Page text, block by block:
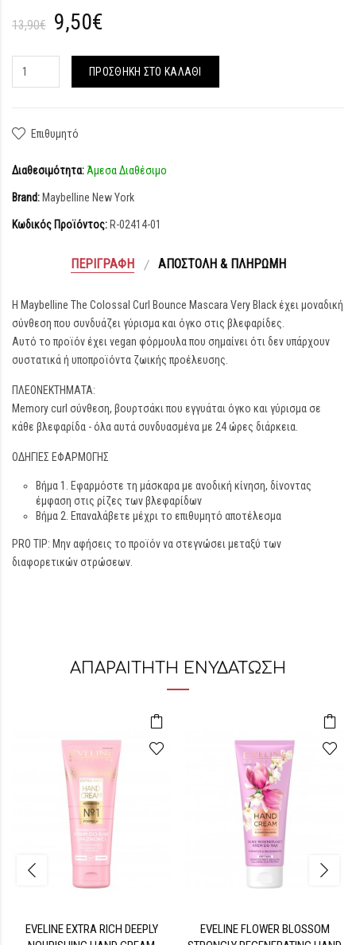
13,90€ 9,50€
ΠΡΟΣΘΉΚΗ ΣΤΟ ΚΑΛΆΘΙ
Επιθυμητό
Διαθεσιμότητα: Άμεσα Διαθέσιμο
Brand: Maybelline New York
Κωδικός Προϊόντος: R-02414-01
ΠΕΡΙΓΡΑΦΉ ΑΠΟΣΤΟΛΉ & ΠΛΗΡΩΜΉ
Η Maybelline The Colossal Curl Bounce Mascara Very Black έχει μοναδική
σύνθεση που συνδυάζει γύρισμα και όγκο στις βλεφαρίδες.
Αυτό το προϊόν έχει vegan φόρμουλα που σημαίνει ότι δεν υπάρχουν
συστατικά ή υποπροϊόντα ζωικής προέλευσης.
ΠΛΕΟΝΕΚΤΗΜΑΤΑ:
Memory curl σύνθεση, βουρτσάκι που εγγυάται όγκο και γύρισμα σε
κάθε βλεφαρίδα - όλα αυτά συνδυασμένα με 24 ώρες διάρκεια.
ΟΔΗΓΙΕΣ ΕΦΑΡΜΟΓΗΣ
Βήμα 1. Εφαρμόστε τη μάσκαρα με ανοδική κίνηση, δίνοντας
έμφαση στις ρίζες των βλεφαρίδων
Βήμα 2. Επαναλάβετε μέχρι το επιθυμητό αποτέλεσμα
PRO TIP: Μην αφήσεις το προϊόν να στεγνώσει μεταξύ των
διαφορετικών στρώσεων.
ΑΠΑΡΑΙΤΗΤΗ ΕΝΥΔΑΤΩΣΗ
EVELINE EXTRA RICH DEEPLY
EVELINE FLOWER BLOSSOM